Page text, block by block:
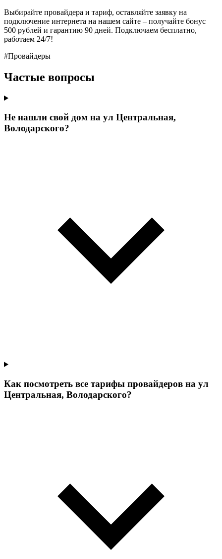
Выбирайте провайдера и тариф, оставляйте заявку на
подключение интернета на нашем сайте – получайте бонус
500 рублей и гарантию 90 дней. Подключаем бесплатно,
работаем 24/7!
#Провайдеры
Частые вопросы
Не нашли свой дом на ул Центральная,
Володарского?
Как посмотреть все тарифы провайдеров на ул
Центральная, Володарского?